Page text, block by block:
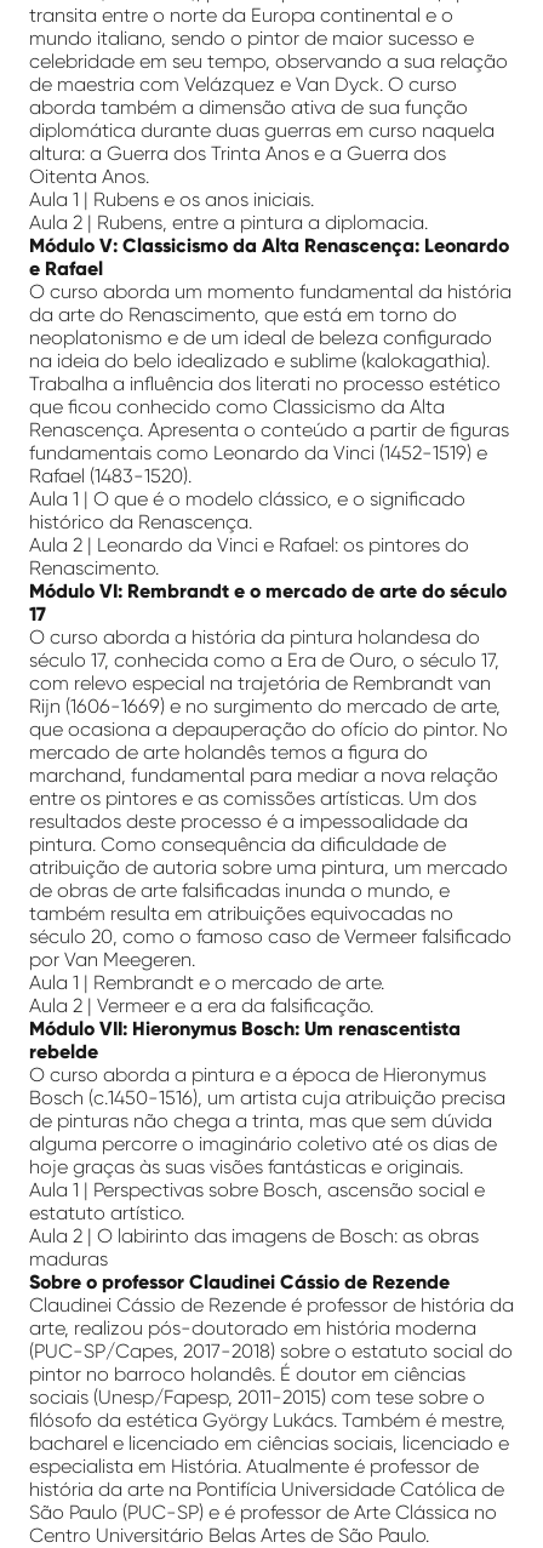
transita entre o norte da Europa continental e o
mundo italiano, sendo o pintor de maior sucesso e
celebridade em seu tempo, observando a sua relação
de maestria com Velázquez e Van Dyck. O curso
aborda também a dimensão ativa de sua função
diplomática durante duas guerras em curso naquela
altura: a Guerra dos Trinta Anos e a Guerra dos
Oitenta Anos.
Aula 1 | Rubens e os anos iniciais.
Aula 2 | Rubens, entre a pintura a diplomacia.
Módulo V: Classicismo da Alta Renascença: Leonardo
e Rafael
O curso aborda um momento fundamental da história
da arte do Renascimento, que está em torno do
neoplatonismo e de um ideal de beleza configurado
na ideia do belo idealizado e sublime (kalokagathia).
Trabalha a influência dos literati no processo estético
que ficou conhecido como Classicismo da Alta
Renascença. Apresenta o conteúdo a partir de figuras
fundamentais como Leonardo da Vinci (1452-1519) e
Rafael (1483-1520).
Aula 1 | O que é o modelo clássico, e o significado
histórico da Renascença.
Aula 2 | Leonardo da Vinci e Rafael: os pintores do
Renascimento.
Módulo VI: Rembrandt e o mercado de arte do século
17
O curso aborda a história da pintura holandesa do
século 17, conhecida como a Era de Ouro, o século 17,
com relevo especial na trajetória de Rembrandt van
Rijn (1606-1669) e no surgimento do mercado de arte,
que ocasiona a depauperação do ofício do pintor. No
mercado de arte holandês temos a figura do
marchand, fundamental para mediar a nova relação
entre os pintores e as comissões artísticas. Um dos
resultados deste processo é a impessoalidade da
pintura. Como consequência da dificuldade de
atribuição de autoria sobre uma pintura, um mercado
de obras de arte falsificadas inunda o mundo, e
também resulta em atribuições equivocadas no
século 20, como o famoso caso de Vermeer falsificado
por Van Meegeren.
Aula 1 | Rembrandt e o mercado de arte.
Aula 2 | Vermeer e a era da falsificação.
Módulo VII: Hieronymus Bosch: Um renascentista
rebelde
O curso aborda a pintura e a época de Hieronymus
Bosch (c.1450-1516), um artista cuja atribuição precisa
de pinturas não chega a trinta, mas que sem dúvida
alguma percorre o imaginário coletivo até os dias de
hoje graças às suas visões fantásticas e originais.
Aula 1 | Perspectivas sobre Bosch, ascensão social e
estatuto artístico.
Aula 2 | O labirinto das imagens de Bosch: as obras
maduras
Sobre o professor Claudinei Cássio de Rezende
Claudinei Cássio de Rezende é professor de história da
arte, realizou pós-doutorado em história moderna
(PUC-SP/Capes, 2017-2018) sobre o estatuto social do
pintor no barroco holandês. É doutor em ciências
sociais (Unesp/Fapesp, 2011-2015) com tese sobre o
filósofo da estética György Lukács. Também é mestre,
bacharel e licenciado em ciências sociais, licenciado e
especialista em História. Atualmente é professor de
história da arte na Pontifícia Universidade Católica de
São Paulo (PUC-SP) e é professor de Arte Clássica no
Centro Universitário Belas Artes de São Paulo.